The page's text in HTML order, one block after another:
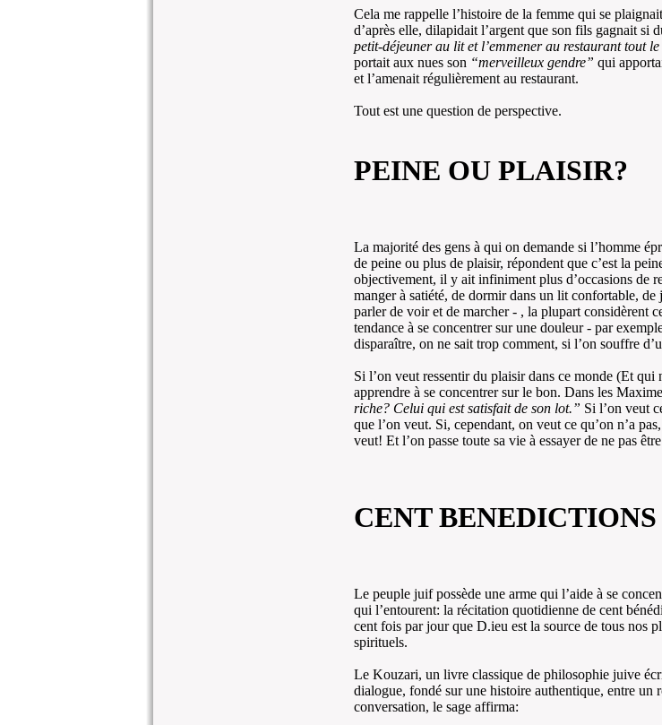
Cela me rappelle l’histoire de la femme qui se
d’après elle, dilapidait l’argent que son fils gagnait si
petit-déjeuner au lit et l’emmener au restaurant tout
portait aux nues son “merveilleux gendre” qui
et l’amenait régulièrement au restaurant.
Tout est une question de perspective.
PEINE OU PLAISIR?
La majorité des gens à qui on demande si l’homme
de peine ou plus de plaisir, répondent que c’est la
objectivement, il y ait infiniment plus d’occasions de
manger à satiété, de dormir dans un lit confortable,
parler de voir et de marcher - , la plupart considèrent
tendance à se concentrer sur une douleur - par
disparaître, on ne sait trop comment, si l’on souffre
Si l’on veut ressentir du plaisir dans ce monde (Et qui
apprendre à se concentrer sur le bon. Dans les
riche? Celui qui est satisfait de son lot.” Si l’on veut
que l’on veut. Si, cependant, on veut ce qu’on n’a
veut! Et l’on passe toute sa vie à essayer de ne pas
CENT
Le peuple juif possède une arme qui l’aide à se
qui l’entourent: la récitation quotidienne de cent
cent fois par jour que D.ieu est la source de tous nos
spirituels.
Le Kouzari, un livre classique de philosophie juive
dialogue, fondé sur une histoire authentique, entre un
conversation, le sage affirma: